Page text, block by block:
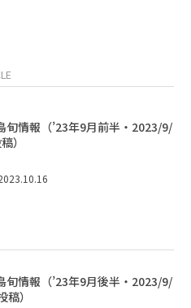
旬情報（’23年9月前半・2023/9/
）
旬情報（’23年9月後半・2023/9/
稿）